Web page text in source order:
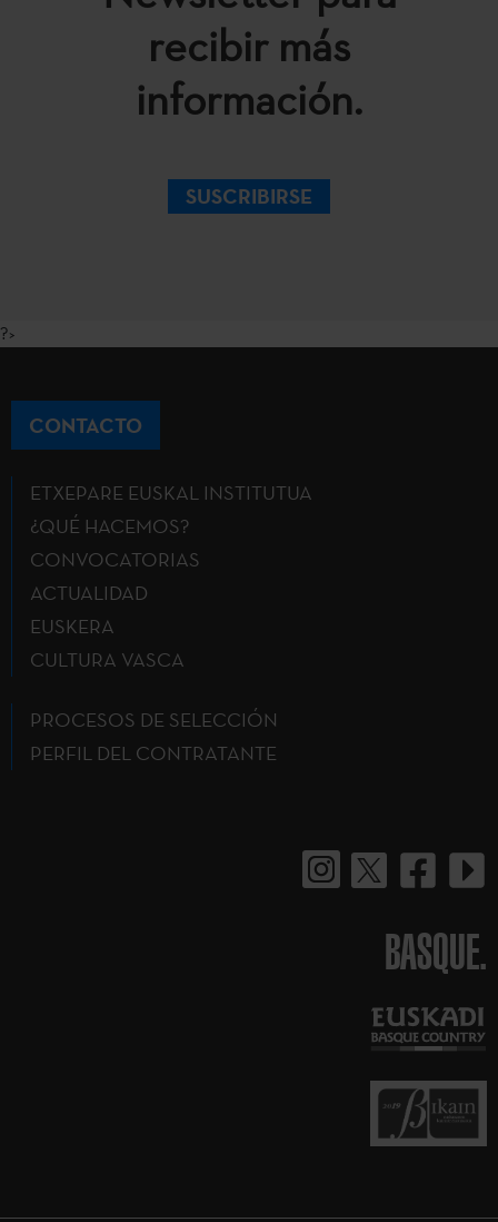
recibir más
información.
SUSCRIBIRSE
?>
CONTACTO
ETXEPARE EUSKAL INSTITUTUA
¿QUÉ HACEMOS?
CONVOCATORIAS
ACTUALIDAD
EUSKERA
CULTURA VASCA
PROCESOS DE SELECCIÓN
PERFIL DEL CONTRATANTE
BASQUE.